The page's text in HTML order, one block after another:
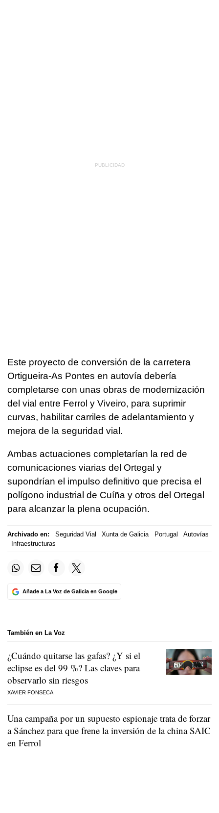
Este proyecto de conversión de la carretera
Ortigueira-As Pontes en autovía debería
completarse con unas obras de modernización
del vial entre Ferrol y Viveiro, para suprimir
curvas, habilitar carriles de adelantamiento y
mejora de la seguridad vial.
Ambas actuaciones completarían la red de
comunicaciones viarias del Ortegal y
supondrían el impulso definitivo que precisa el
polígono industrial de Cuíña y otros del Ortegal
para alcanzar la plena ocupación.
Archivado en: Seguridad Vial Xunta de Galicia Portugal
Autovías
Infraestructuras
Añade a La Voz de Galicia en Google
También en La Voz
¿Cuándo quitarse las gafas? ¿Y si el
eclipse es del 99 %? Las claves para
observarlo sin riesgos
XAVIER FONSECA
Una campaña por un supuesto espionaje trata de forzar
a Sánchez para que frene la inversión de la china SAIC
en Ferrol